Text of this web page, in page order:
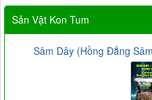
Sản Vật Kon Tum
Sâm Dây (Hồng Đẳng